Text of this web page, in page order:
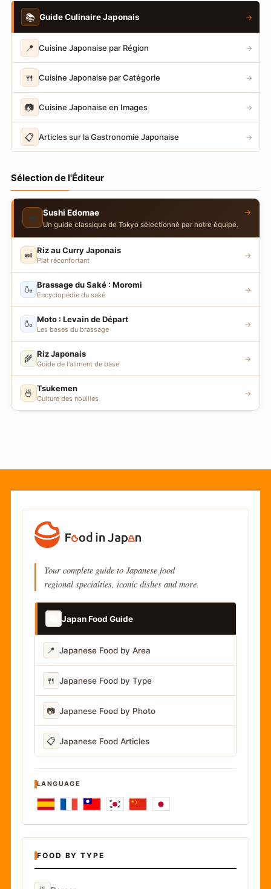
📚 Guide Culinaire Japonais →
📍 Cuisine Japonaise par Région →
🍴 Cuisine Japonaise par Catégorie →
📷 Cuisine Japonaise en Images →
📋 Articles sur la Gastronomie Japonaise →
Sélection de l'Éditeur
🍣 Sushi Edomae
Un guide classique de Tokyo sélectionné par notre équipe.
→
🍛 Riz au Curry Japonais
Plat réconfortant
→
🍶 Brassage du Saké : Moromi
Encyclopédie du saké
→
🍶 Moto : Levain de Départ
Les bases du brassage
→
🌾 Riz Japonais
Guide de l'aliment de base
→
🍜 Tsukemen
Culture des nouilles
→
Your complete guide to Japanese food
regional specialties, iconic dishes and more.
Japan Food Guide
📍 Japanese Food by Area
🍴 Japanese Food by Type
📷 Japanese Food by Photo
📋 Japanese Food Articles
LANGUAGE
FOOD BY TYPE